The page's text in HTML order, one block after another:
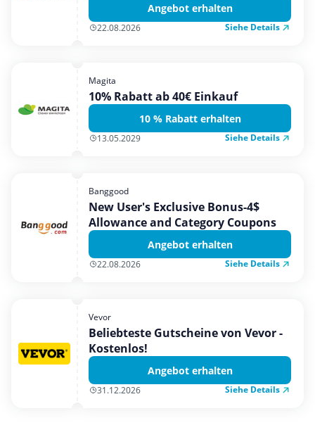
Angebot erhalten
22.08.2026 Siehe Details
Magita
10% Rabatt ab 40€ Einkauf
10 % Rabatt erhalten
13.05.2029 Siehe Details
Banggood
New User's Exclusive Bonus-4$
Allowance and Category Coupons
Angebot erhalten
22.08.2026 Siehe Details
Vevor
Beliebteste Gutscheine von Vevor -
Kostenlos!
Angebot erhalten
31.12.2026 Siehe Details